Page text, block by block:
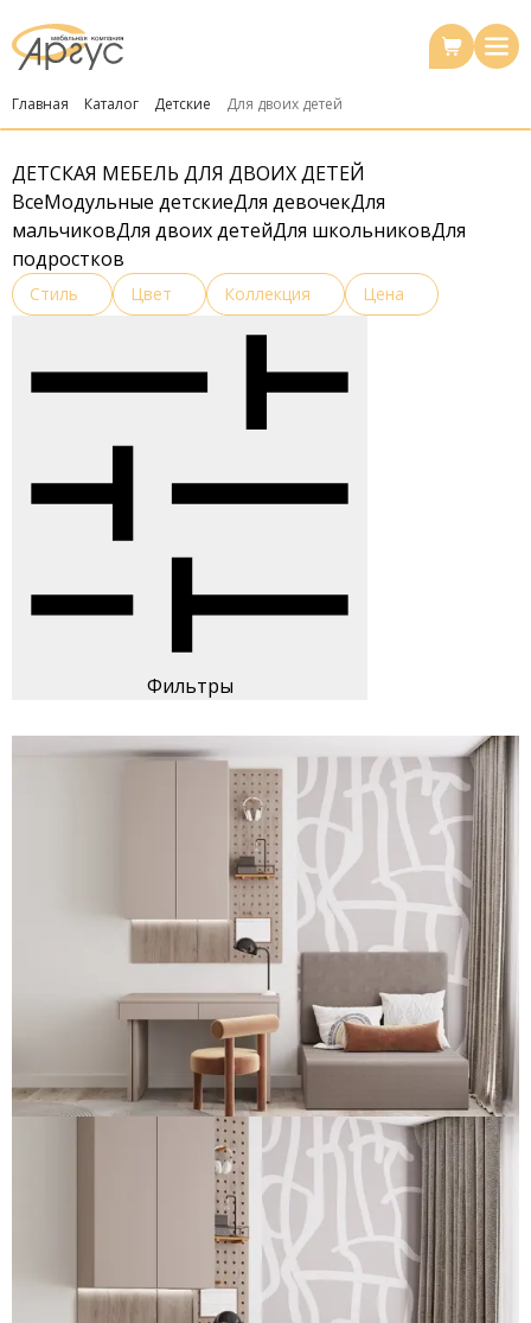
Главная Каталог Детские Для двоих детей
ДЕТСКАЯ МЕБЕЛЬ ДЛЯ ДВОИХ ДЕТЕЙ
ВсеМодульные детскиеДля девочекДля
мальчиковДля двоих детейДля школьниковДля
подростков
Стиль Цвет Коллекция Цена
Фильтры